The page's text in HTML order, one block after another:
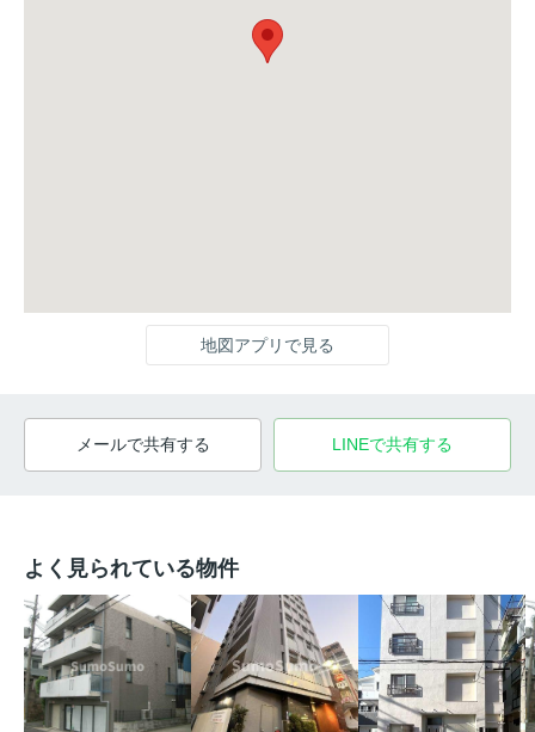
地図アプリで見る
メールで共有する LINEで共有する
よく見られている物件